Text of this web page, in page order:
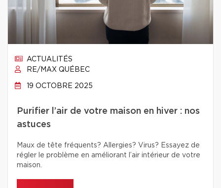
ACTUALITÉS
RE/MAX QUÉBEC
19 OCTOBRE 2025
Purifier l’air de votre maison en hiver : nos
astuces
Maux de tête fréquents? Allergies? Virus? Essayez de
régler le problème en améliorant l’air intérieur de votre
maison.